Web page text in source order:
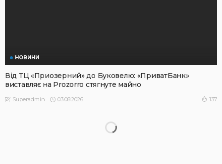
НОВИНИ
Від ТЦ «Приозерний» до Буковелю: «ПриватБанк»
виставляє на Prozorro стягнуте майно
Superadmin 03.08.2026 137